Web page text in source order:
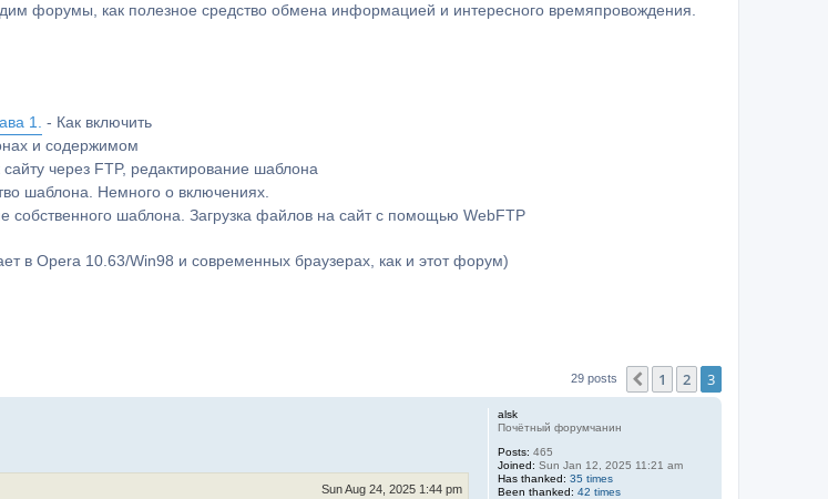
форумы, как полезное средство обмена информацией и интересного времяпровождения.
1.
- Как включить
и содержимом
сайту через FTP, редактирование шаблона
шаблона. Немного о включениях.
собственного шаблона. Загрузка файлов на сайт с помощью WebFTP
в Opera 10.63/Win98 и современных браузерах, как и этот форум)
29 posts Previous
1 2 3
alsk
Почётный форумчанин
Posts: 465
Joined: Sun Jan 12, 2025 11:21 am
Has thanked: 35 times
Been thanked: 42 times
Sun Aug 24, 2025 1:44 pm